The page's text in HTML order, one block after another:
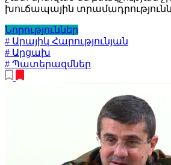
խուճապային
Նորություններ
# Արայիկ Հարությունյան
# Արցախ
# Պատերազմներ